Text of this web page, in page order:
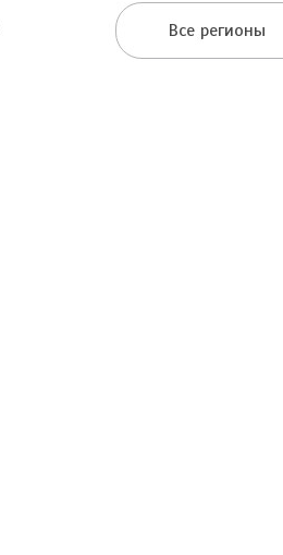
Все регионы